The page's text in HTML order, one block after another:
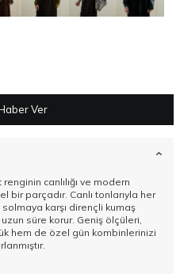
Ver
canlılığı ve modern
parçadır. Canlı tonlarıyla her
karşı dirençli kumaş
uzun süre korur. Geniş ölçüleri,
hem de özel gün kombinlerinizi